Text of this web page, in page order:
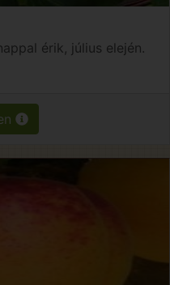
érik, július elején.